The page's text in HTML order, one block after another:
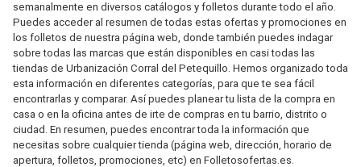
semanalmente en diversos catálogos y folletos durante todo el año.
Puedes acceder al resumen de todas estas ofertas y promociones en
los folletos de nuestra página web, donde también puedes indagar
sobre todas las marcas que están disponibles en casi todas las
tiendas de Urbanización Corral del Petequillo. Hemos organizado toda
esta información en diferentes categorías, para que te sea fácil
encontrarlas y comparar. Así puedes planear tu lista de la compra en
casa o en la oficina antes de irte de compras en tu barrio, distrito o
ciudad. En resumen, puedes encontrar toda la información que
necesitas sobre cualquier tienda (página web, dirección, horario de
apertura, folletos, promociones, etc) en Folletosofertas.es.